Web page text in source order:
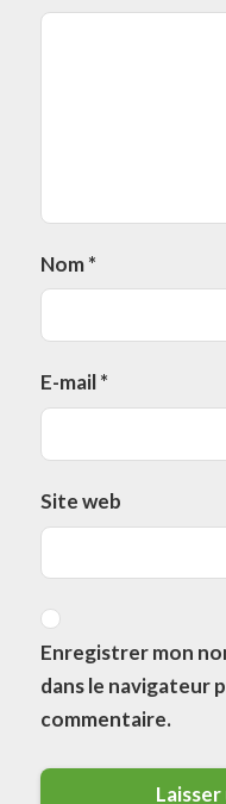
Nom*
E-mail*
Site web
Enregistrer mon
dans le navigateur
commentaire.